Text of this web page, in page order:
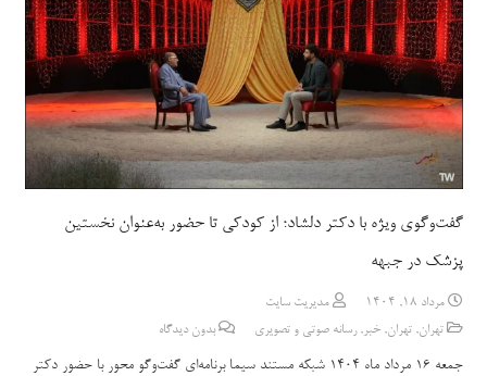
گفت‌وگوی ویژه با دکتر دلشاد؛ از کودکی تا حضور به‌عنوان نخستین
پزشک در جبهه
مرداد 18, 1404
مدیریت سایت
تهران,تهران,خبر,رسانه صوتی و تصویری بدون دیدگاه
جمعه 16 مرداد ماه 1404 شبکه مستند سیما برنامه‌ای گفت‌وگو محور با حضور دکتر